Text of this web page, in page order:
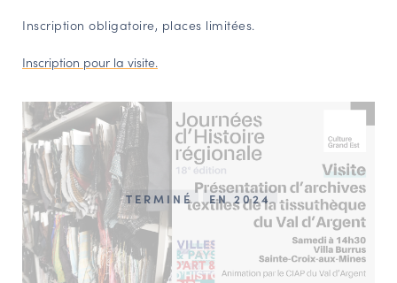
Inscription obligatoire, places limitées.
Inscription pour la visite.
TERMINÉ EN 2024